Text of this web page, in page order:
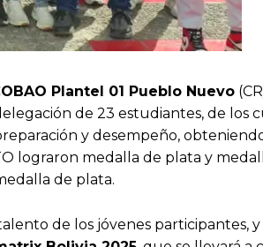
Plantel 01 Pueblo Nuevo
de 23 estudiantes, de los
y desempeño,
lograron medalla de plata y
de plata.
de los jóvenes participantes, y